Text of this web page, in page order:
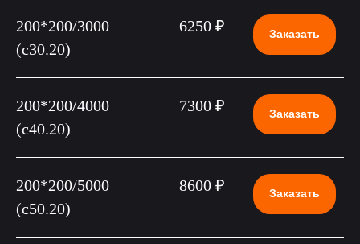
200*200/3000
(c30.20)
6250 ₽ Заказать
200*200/4000
(c40.20)
7300 ₽ Заказать
200*200/5000
(c50.20)
8600 ₽ Заказать